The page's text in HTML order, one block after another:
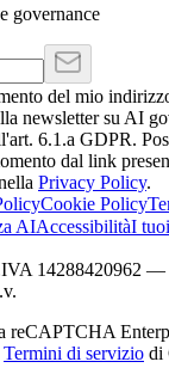
governance
del mio
newsletter su AI
6.1.a GDPR.
dal link
Privacy Policy.
Cookie Policy
AIAccessibilitàI
14288420962 —
reCAPTCHA
Termini di servizio di